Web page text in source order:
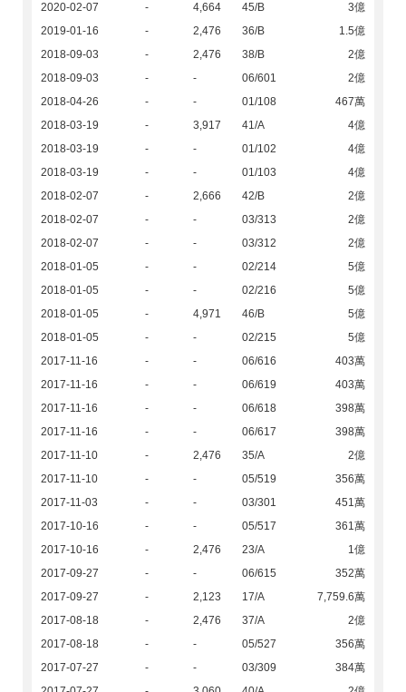
2020-02-07
- 4,664 45/B
3億
2019-01-16
- 2,476 36/B
1.5億
2018-09-03
- 2,476 38/B
2億
2018-09-03
- - 06/601
2億
2018-04-26
- - 01/108
467萬
2018-03-19
- 3,917 41/A
4億
2018-03-19
- - 01/102
4億
2018-03-19
- - 01/103
4億
2018-02-07
- 2,666 42/B
2億
2018-02-07
- - 03/313
2億
2018-02-07
- - 03/312
2億
2018-01-05
- - 02/214
5億
2018-01-05
- - 02/216
5億
2018-01-05
- 4,971 46/B
5億
2018-01-05
- - 02/215
5億
2017-11-16
- - 06/616
403萬
2017-11-16
- - 06/619
403萬
2017-11-16
- - 06/618
398萬
2017-11-16
- - 06/617
398萬
2017-11-10
- 2,476 35/A
2億
2017-11-10
- - 05/519
356萬
2017-11-03
- - 03/301
451萬
2017-10-16
- - 05/517
361萬
2017-10-16
- 2,476 23/A
1億
2017-09-27
- - 06/615
352萬
2017-09-27
- 2,123 17/A
7,759.6萬
2017-08-18
- 2,476 37/A
2億
2017-08-18
- - 05/527
356萬
2017-07-27
- - 03/309
384萬